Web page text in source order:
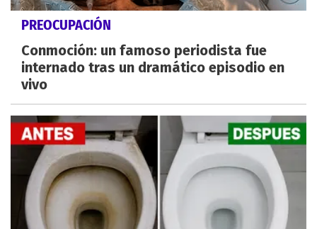
PREOCUPACIÓN
Conmoción: un famoso periodista fue
internado tras un dramático episodio en
vivo